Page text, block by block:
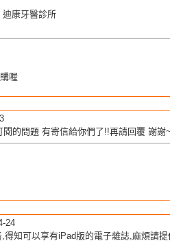
康牙醫診所
喔
閱的問題 有寄信給你們了!!再請回覆 謝謝~
24
得知可以享有iPad版的電子雜誌,麻煩請